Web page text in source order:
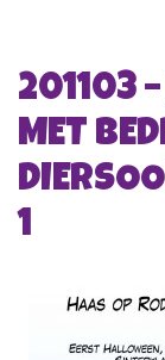
201103
MET
1